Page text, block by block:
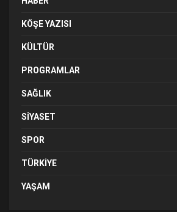
KÖŞE YAZISI
KÜLTÜR
PROGRAMLAR
SAĞLIK
SIYASET
SPOR
TÜRKIYE
YAŞAM